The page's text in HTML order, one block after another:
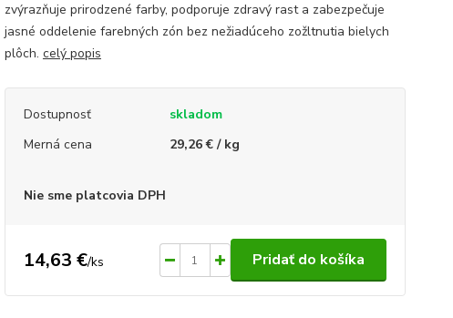
zvýrazňuje prirodzené farby, podporuje zdravý rast a zabezpečuje
jasné oddelenie farebných zón bez nežiadúceho zožltnutia bielych
plôch. celý popis
Dostupnosť
skladom
Merná cena
29,26 € / kg
Nie sme platcovia DPH
14,63 €/ks Pridať do košíka